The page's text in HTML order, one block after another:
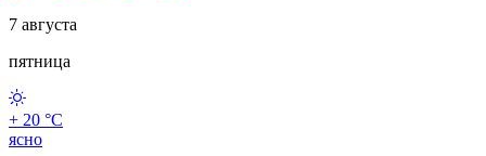
7 августа
пятница
+ 20 °С
ясно